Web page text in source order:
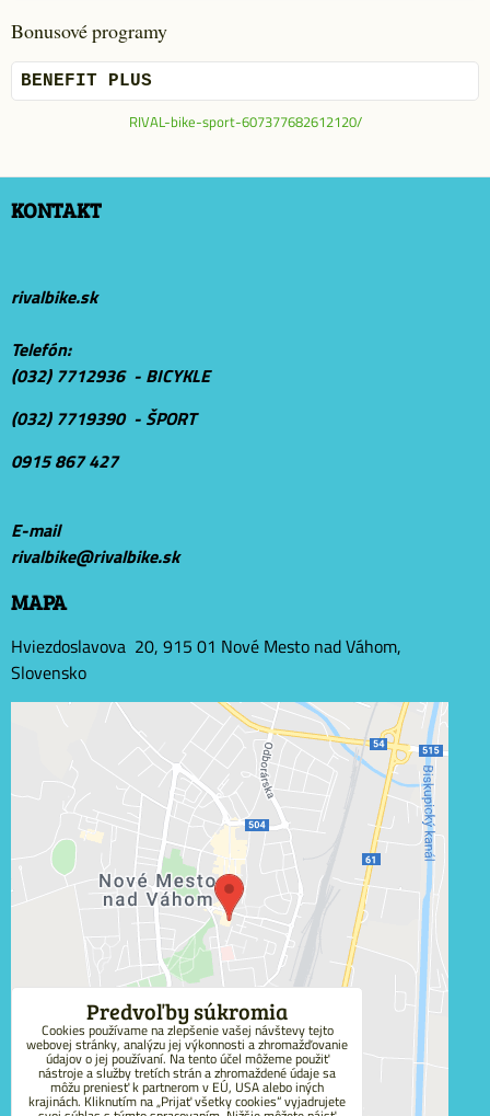
Bonusové programy
BENEFIT PLUS
RIVAL-bike-sport-607377682612120/
KONTAKT
rivalbike.sk
Telefón:
(032) 7712936 - BICYKLE
(032) 7719390 - ŠPORT
0915 867 427
E-mail
rivalbike@rivalbike.sk
MAPA
Hviezdoslavova 20, 915 01 Nové Mesto nad Váhom,
Slovensko
Externý obsah je blokovaný Voľbami súkromia
Prajete si načítať externý obsah?
Povoliť tentokrát
Povoliť a zapamätať - súhlas s druhom cookie:
Funkčné
Otvoriť obsah v novom okne
Predvoľby súkromia
Cookies používame na zlepšenie vašej návštevy tejto
webovej stránky, analýzu jej výkonnosti a zhromažďovanie
údajov o jej používaní. Na tento účel môžeme použiť
nástroje a služby tretích strán a zhromaždené údaje sa
môžu preniesť k partnerom v EÚ, USA alebo iných
krajinách. Kliknutím na „Prijať všetky cookies“ vyjadrujete